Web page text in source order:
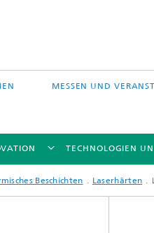
MESSEN UND
TECHNOLOGIEN
Beschichten Laserhärten